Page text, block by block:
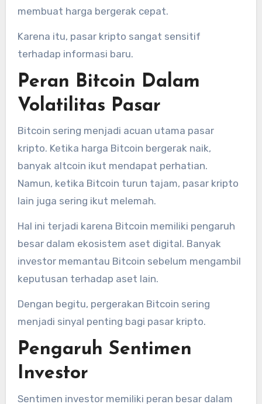
membuat harga bergerak cepat.
Karena itu, pasar kripto sangat sensitif
terhadap informasi baru.
Peran Bitcoin Dalam
Volatilitas Pasar
Bitcoin sering menjadi acuan utama pasar
kripto. Ketika harga Bitcoin bergerak naik,
banyak altcoin ikut mendapat perhatian.
Namun, ketika Bitcoin turun tajam, pasar kripto
lain juga sering ikut melemah.
Hal ini terjadi karena Bitcoin memiliki pengaruh
besar dalam ekosistem aset digital. Banyak
investor memantau Bitcoin sebelum mengambil
keputusan terhadap aset lain.
Dengan begitu, pergerakan Bitcoin sering
menjadi sinyal penting bagi pasar kripto.
Pengaruh Sentimen
Investor
Sentimen investor memiliki peran besar dalam